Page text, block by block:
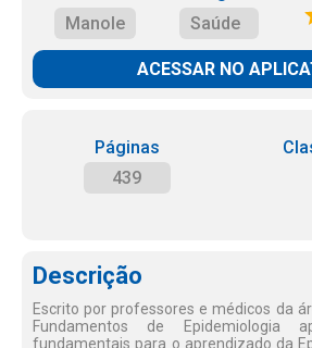
Manole
Saúde
ACESSAR NO
Páginas
439
Descrição
Escrito por professores e médicos da
Fundamentos de Epidemiologia
fundamentais para o aprendizado da